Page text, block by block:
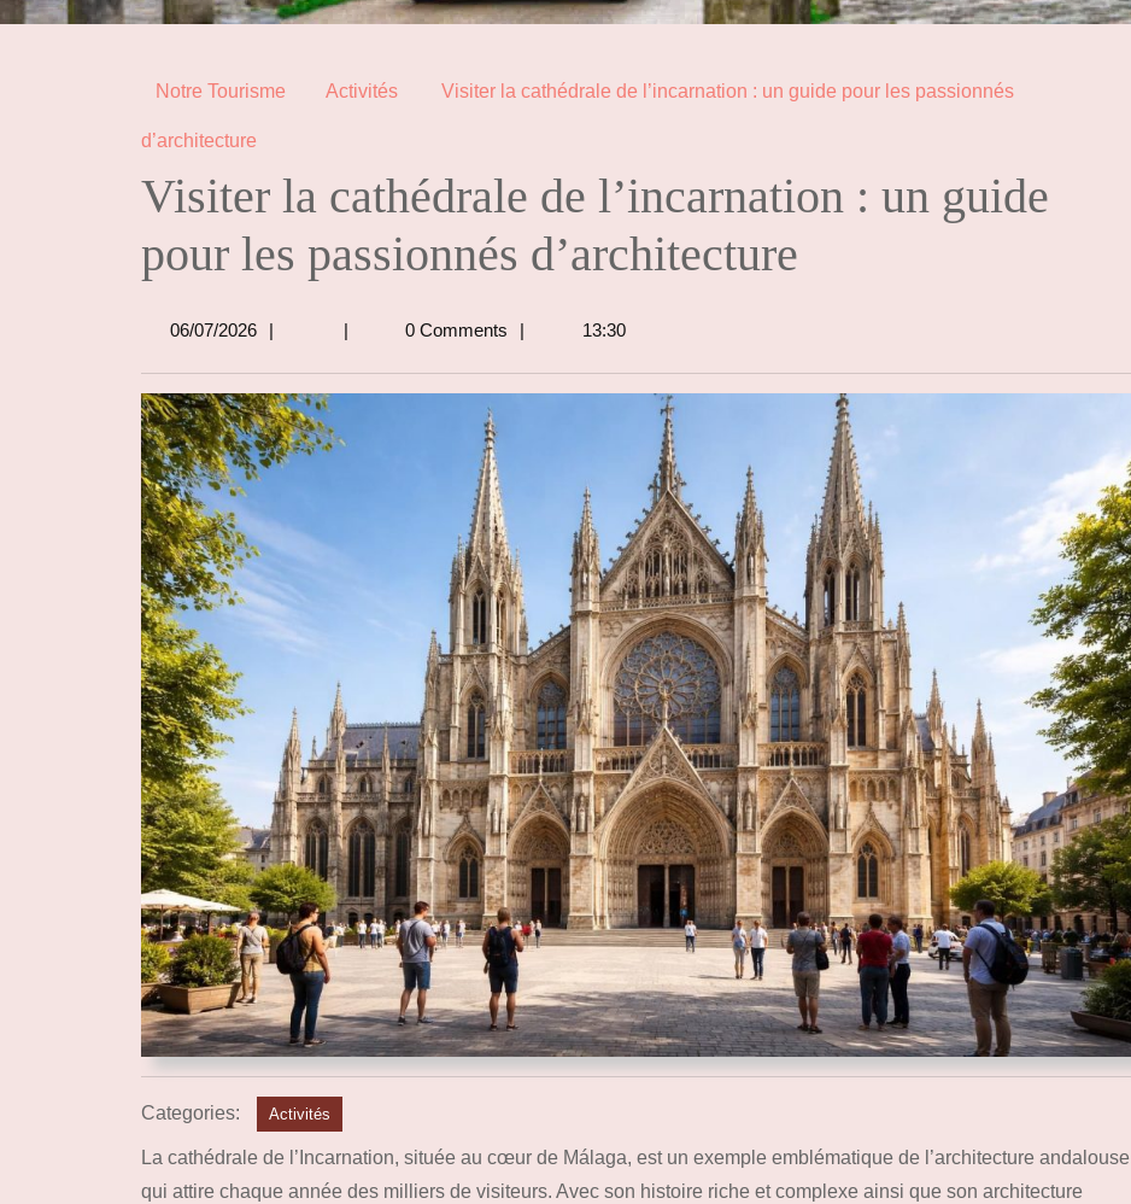
Notre Tourisme Activités Visiter la cathédrale de l’incarnation : un guide pour les passionnés
d’architecture
Visiter la cathédrale de l’incarnation : un guide
pour les passionnés d’architecture
06/07/2026 06/07/2026 0 Comments 13:30
Categories: Activités
La cathédrale de l’Incarnation, située au cœur de Málaga, est un exemple emblématique de l’architecture andalouse
qui attire chaque année des milliers de visiteurs. Avec son histoire riche et complexe ainsi que son architecture